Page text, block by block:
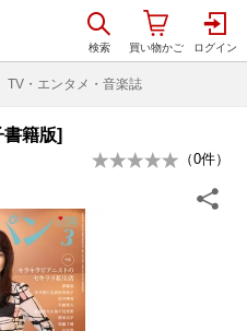
TV・エンタメ・音楽誌
籍版]
（0件）